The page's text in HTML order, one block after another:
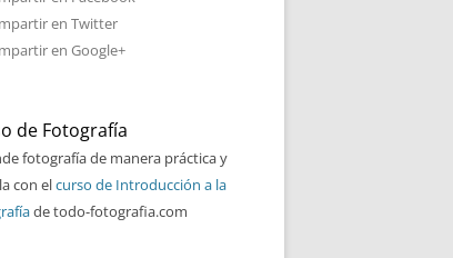
de Fotografía
fotografía de manera práctica y
con elcurso de Introducción a la
de todo-fotografia.com